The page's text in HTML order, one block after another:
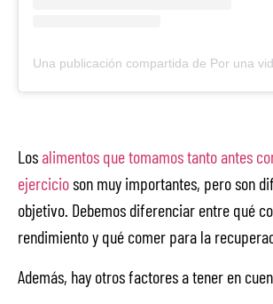
Losalimentos que tomamos tanto antes
ejercicioson muy importantes, pero son
objetivo. Debemos diferenciar entre qué
rendimiento y qué comer para la
Además, hay otros factores a tener en